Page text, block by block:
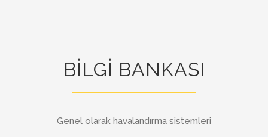
BİLGİ BANKASI
Genel olarak havalandırma sistemleri